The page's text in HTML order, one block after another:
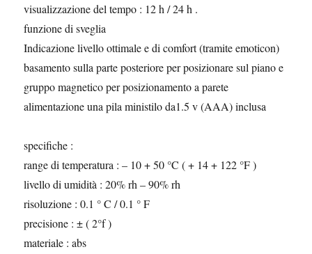
visualizzazione del tempo : 12 h / 24 h .
funzione di sveglia
Indicazione livello ottimale e di comfort (tramite emoticon)
basamento sulla parte posteriore per posizionare sul piano e
gruppo magnetico per posizionamento a parete
alimentazione una pila ministilo da1.5 v (AAA) inclusa
specifiche :
range di temperatura : – 10 + 50 °C ( + 14 + 122 °F )
livello di umidità : 20% rh – 90% rh
risoluzione : 0.1 ° C / 0.1 ° F
precisione : ± ( 2°f )
materiale : abs